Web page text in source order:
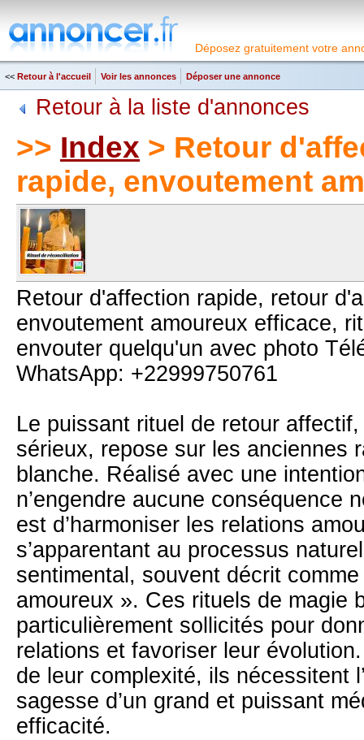
Déposez gratuitement votre
<< Retour à l'accueil Voir les annonces Déposer une annonce
Retour à la liste d'annonces
>> Index > Retour
rapide, envoutement
Retour d'affection rapide, retour
envoutement amoureux efficace,
envouter quelqu'un avec photo
WhatsApp: +22999750761
Le puissant rituel de retour
sérieux, repose sur les anciennes
blanche. Réalisé avec une
n’engendre aucune conséquence
est d’harmoniser les relations
s’apparentant au processus
sentimental, souvent décrit
amoureux ». Ces rituels de magie
particulièrement sollicités pour
relations et favoriser leur
de leur complexité, ils nécessitent
sagesse d’un grand et puissant
efficacité.